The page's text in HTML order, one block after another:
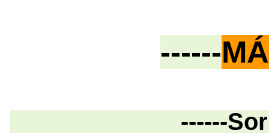
------
------